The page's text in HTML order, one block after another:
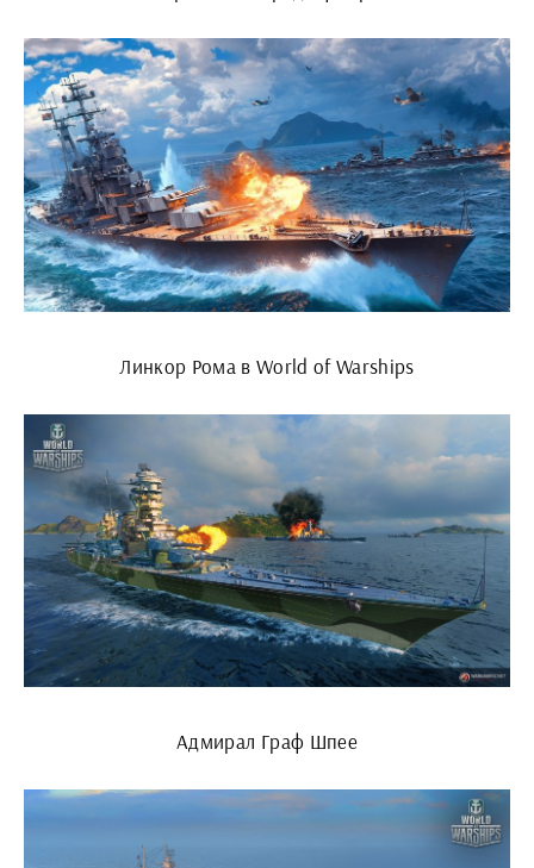
Линкор Рома в World of Warships
Адмирал Граф Шпее